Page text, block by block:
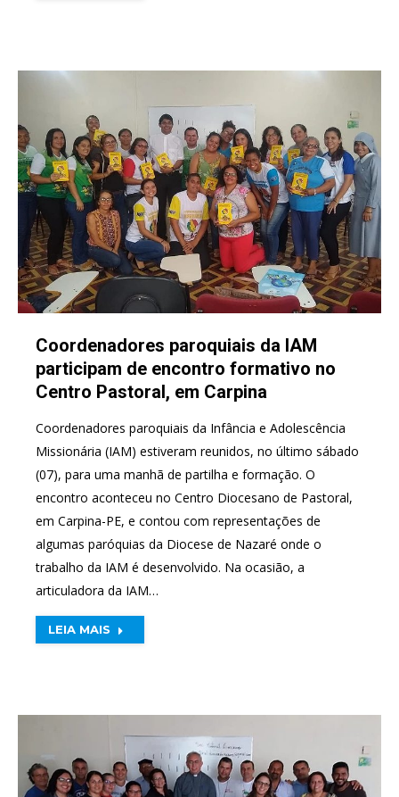
Coordenadores paroquiais da IAM
participam de encontro formativo no
Centro Pastoral, em Carpina
Coordenadores paroquiais da Infância e Adolescência
Missionária (IAM) estiveram reunidos, no último sábado
(07), para uma manhã de partilha e formação. O
encontro aconteceu no Centro Diocesano de Pastoral,
em Carpina-PE, e contou com representações de
algumas paróquias da Diocese de Nazaré onde o
trabalho da IAM é desenvolvido. Na ocasião, a
articuladora da IAM…
LEIA MAIS